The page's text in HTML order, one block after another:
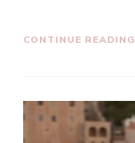
CONTINUE READING